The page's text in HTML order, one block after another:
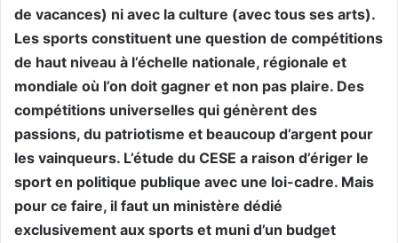
de vacances) ni avec la culture (avec tous ses arts).
Les sports constituent une question de compétitions
de haut niveau à l’échelle nationale, régionale et
mondiale où l’on doit gagner et non pas plaire. Des
compétitions universelles qui génèrent des
passions, du patriotisme et beaucoup d’argent pour
les vainqueurs. L’étude du CESE a raison d’ériger le
sport en politique publique avec une loi-cadre. Mais
pour ce faire, il faut un ministère dédié
exclusivement aux sports et muni d’un budget